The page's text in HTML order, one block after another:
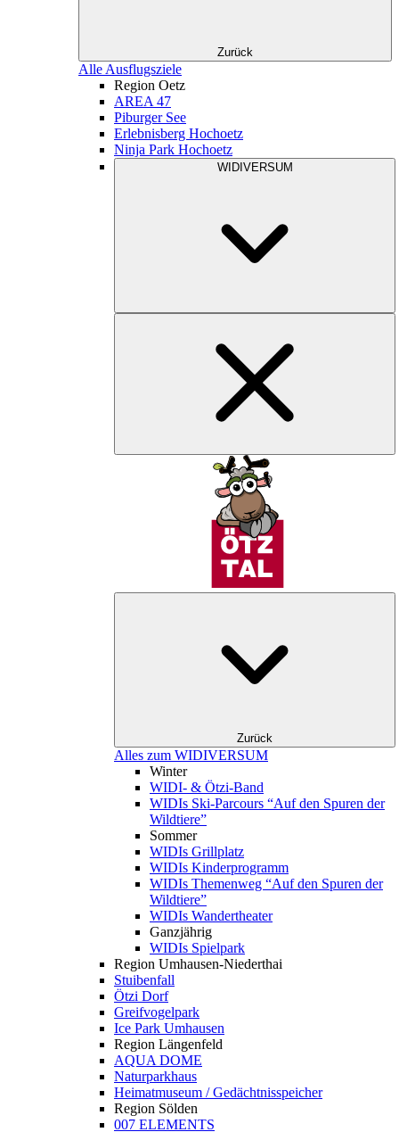
Zurück
Alle Ausflugsziele
Region Oetz
AREA 47
Piburger See
Erlebnisberg Hochoetz
Ninja Park Hochoetz
WIDIVERSUM
Zurück
Alles zum WIDIVERSUM
Winter
WIDI- & Ötzi-Band
WIDIs Ski-Parcours “Auf den Spuren der
Wildtiere”
Sommer
WIDIs Grillplatz
WIDIs Kinderprogramm
WIDIs Themenweg “Auf den Spuren der
Wildtiere”
WIDIs Wandertheater
Ganzjährig
WIDIs Spielpark
Region Umhausen-Niederthai
Stuibenfall
Ötzi Dorf
Greifvogelpark
Ice Park Umhausen
Region Längenfeld
AQUA DOME
Naturparkhaus
Heimatmuseum / Gedächtnisspeicher
Region Sölden
007 ELEMENTS